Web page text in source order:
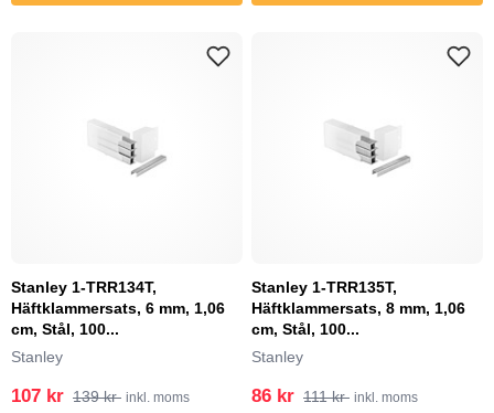
Stanley 1-TRR134T,
Häftklammersats, 6 mm, 1,06
cm, Stål, 100...
Stanley
107 kr 139 kr inkl. moms
Stanley 1-TRR135T,
Häftklammersats, 8 mm, 1,06
cm, Stål, 100...
Stanley
86 kr 111 kr inkl. moms